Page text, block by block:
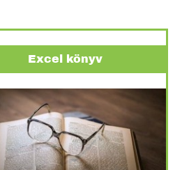
Excel könyv